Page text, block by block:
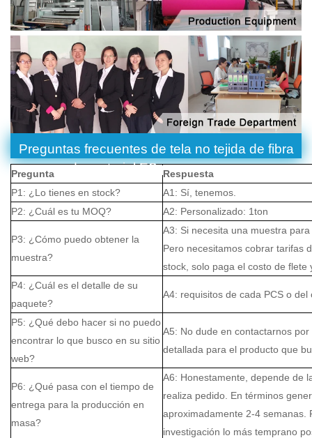
Preguntas frecuentes de tela no tejida de fibra
de material ES para envases
Pregunta
Respuesta
P1: ¿Lo tienes en stock?
A1: Sí, tenemos.
P2: ¿Cuál es tu MOQ?
A2: Personalizado: 1ton
P3: ¿Cómo puedo obtener la
muestra?
A3: Si necesita una muestra
Pero necesitamos cobrar tarifas
stock, solo paga el costo de flete
P4: ¿Cuál es el detalle de su
paquete?
A4: requisitos de cada PCS o del
P5: ¿Qué debo hacer si no puedo
encontrar lo que busco en su sitio
web?
A5: No dude en contactarnos
detallada para el producto que
P6: ¿Qué pasa con el tiempo de
entrega para la producción en
masa?
A6: Honestamente, depende de
realiza pedido. En términos
aproximadamente 2-4 semanas.
investigación lo más temprano